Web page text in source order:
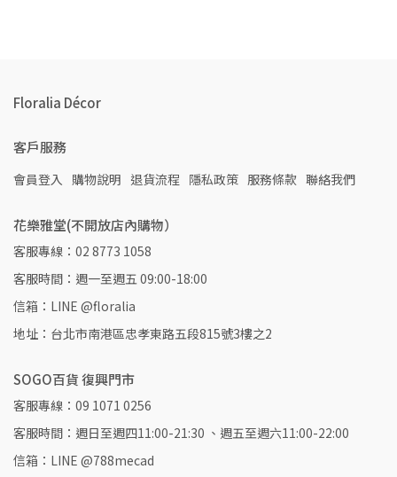
Floralia Décor
客戶服務
會員登入 購物說明 退貨流程 隱私政策 服務條款 聯絡我們
花樂雅堂(不開放店內購物）
客服專線：02 8773 1058
客服時間：週一至週五 09:00-18:00
信箱：LINE @floralia
地址：台北市南港區忠孝東路五段815號3樓之2
SOGO百貨 復興門市
客服專線：09 1071 0256
客服時間：週日至週四11:00-21:30 、週五至週六11:00-22:00
信箱：LINE @788mecad